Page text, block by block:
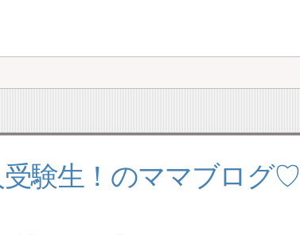
受験生！のママブログ♡